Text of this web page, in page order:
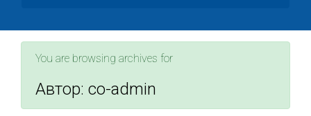
You are browsing archives for
Автор: co-admin